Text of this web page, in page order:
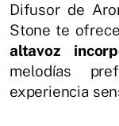
Difusor de
Stone te
altavoz
melodías
experiencia